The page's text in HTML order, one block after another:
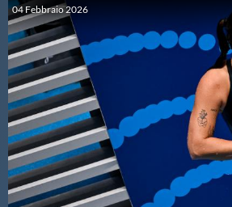
Tuffi
Artistico
Fondo
Salvamento
04Febbraio2026